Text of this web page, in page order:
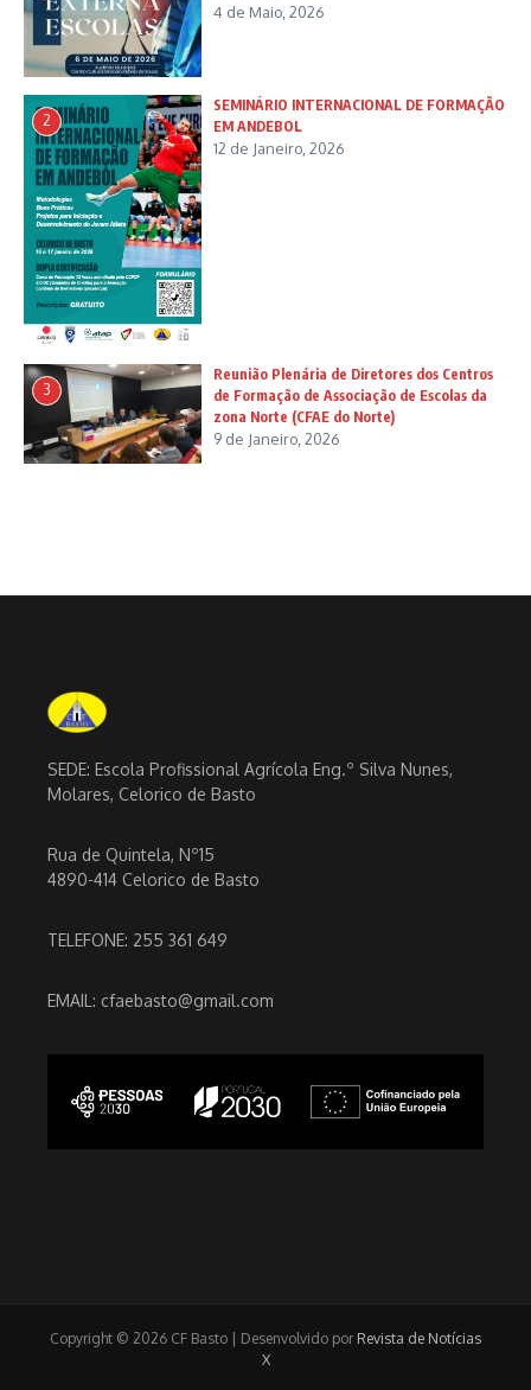
4 de Maio, 2026
2
SEMINÁRIO INTERNACIONAL DE FORMAÇÃO
EM ANDEBOL
12 de Janeiro, 2026
3
Reunião Plenária de Diretores dos Centros
de Formação de Associação de Escolas da
zona Norte (CFAE do Norte)
9 de Janeiro, 2026
SEDE: Escola Profissional Agrícola Eng.º Silva Nunes,
Molares, Celorico de Basto
Rua de Quintela, Nº15
4890-414 Celorico de Basto
TELEFONE: 255 361 649
EMAIL: cfaebasto@gmail.com
Copyright © 2026 CF Basto | Desenvolvido por Revista de Notícias
X